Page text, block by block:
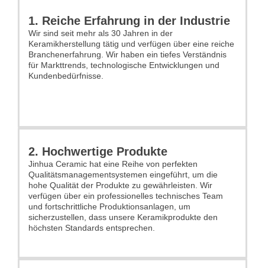
1. Reiche Erfahrung in der Industrie
Wir sind seit mehr als 30 Jahren in der
Keramikherstellung tätig und verfügen über eine reiche
Branchenerfahrung. Wir haben ein tiefes Verständnis
für Markttrends, technologische Entwicklungen und
Kundenbedürfnisse.
2. Hochwertige Produkte
Jinhua Ceramic hat eine Reihe von perfekten
Qualitätsmanagementsystemen eingeführt, um die
hohe Qualität der Produkte zu gewährleisten. Wir
verfügen über ein professionelles technisches Team
und fortschrittliche Produktionsanlagen, um
sicherzustellen, dass unsere Keramikprodukte den
höchsten Standards entsprechen.